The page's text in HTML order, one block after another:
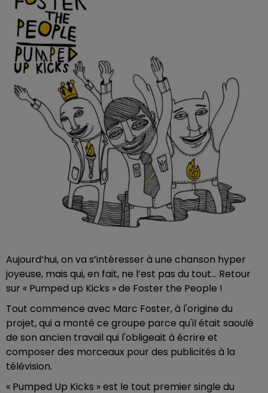
Aujourd’hui, on va s’intéresser à une chanson hyper
joyeuse, mais qui, en fait, ne l’est pas du tout… Retour
sur « Pumped up Kicks » de Foster the People !
Tout commence avec Marc Foster, à l'origine du
projet, qui a monté ce groupe parce qu'il était saoulé
de son ancien travail qui l'obligeait à écrire et
composer des morceaux pour des publicités à la
télévision.
« Pumped Up Kicks » est le tout premier single du